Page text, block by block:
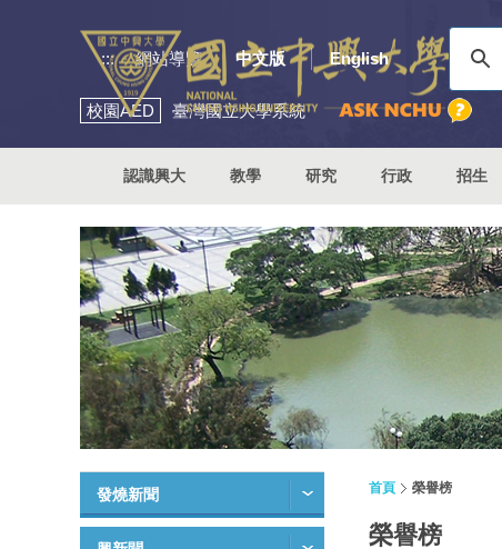
::: 網站導覽 中文版 English
校園AED 臺灣國立大學系統
認識興大 教學 研究 行政 招生
發燒新聞 首頁 榮譽榜
榮譽榜